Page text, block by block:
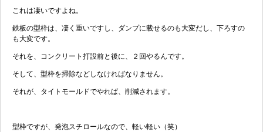
これは凄いですよね。
鉄板の型枠は、凄く重いですし、ダンプに載せるのも大変だし、下ろすの
も大変です。
それを、コンクリート打設前と後に、２回やるんです。
そして、型枠を掃除などしなければなりません。
それが、タイトモールドでやれば、削減されます。
型枠ですが、発泡スチロールなので、軽い軽い（笑）